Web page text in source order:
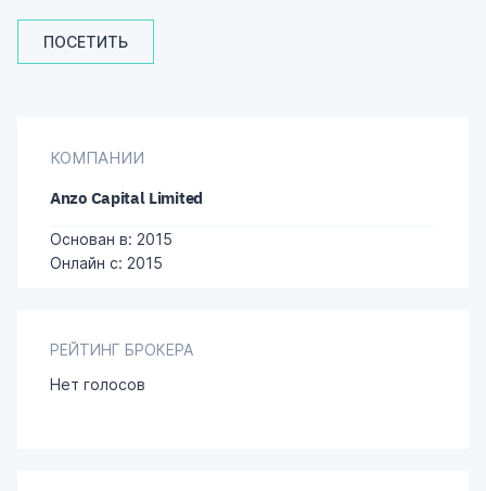
ПОСЕТИТЬ
КОМПАНИИ
Anzo Capital Limited
Основан в: 2015
Онлайн с: 2015
РЕЙТИНГ БРОКЕРА
Нет голосов